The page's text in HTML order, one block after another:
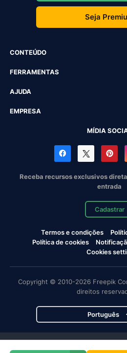
Seja
CONTEÚDO
FERRAMENTAS
AJUDA
EMPRESA
MÍDIA
Receba recursos exclusivos
entrada
Cadastrar
Termos e condições
Política de cookies
Cookies
Copyright © 2010-2026 Freepik
direitos
Português